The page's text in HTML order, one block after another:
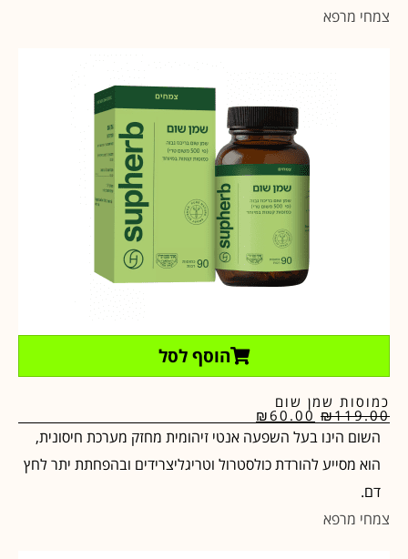
צמחי מרפא
הוסף לסל
כמוסות שמן שום
₪119.00
₪60.00
השום הינו בעל השפעה אנטי זיהומית מחזק מערכת חיסונית,
הוא מסייע להורדת כולסטרול וטריגליצרידים ובהפחתת יתר לחץ
דם.
צמחי מרפא